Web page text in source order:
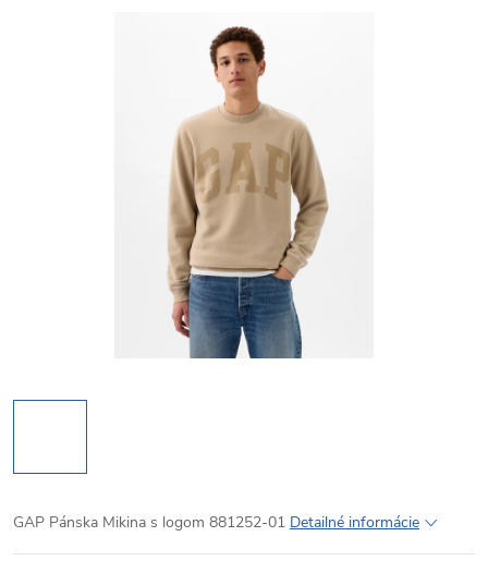
GAP Pánska Mikina s logom 881252-01 Detailné informácie